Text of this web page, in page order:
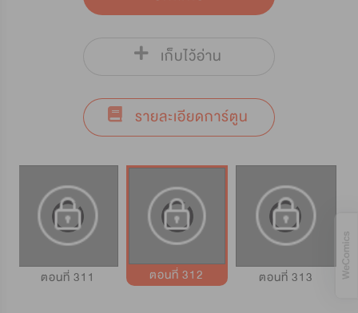
เก็บไว้อ่าน
รายละเอียดการ์ตูน
ตอนที่ 311 ตอนที่ 312 ตอนที่ 313